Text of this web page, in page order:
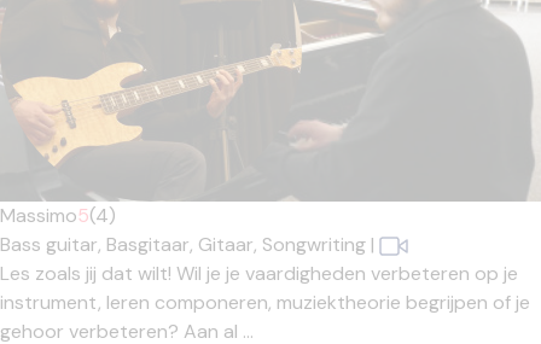
Massimo5(4)
Bass guitar, Basgitaar, Gitaar, Songwriting |
Les zoals jij dat wilt! Wil je je vaardigheden verbeteren op je
instrument, leren componeren, muziektheorie begrijpen of je
gehoor verbeteren? Aan al ...